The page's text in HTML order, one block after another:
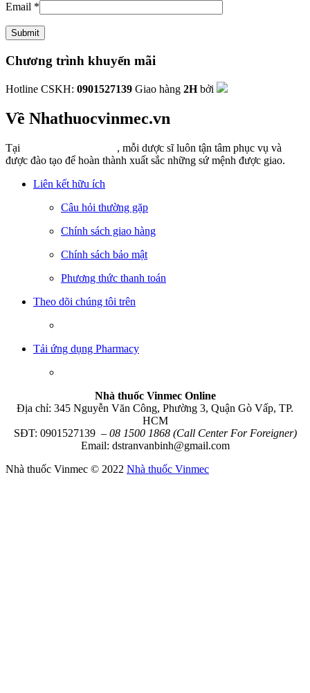
Email *
Chương trình khuyến mãi
Hotline CSKH: 0901527139 Giao hàng 2Hbởi
Về Nhathuocvinmec.vn
Tại
, mỗi dược sĩ luôn tận tâm phục vụ và
được đào tạo để hoàn thành xuất sắc những sứ mệnh được giao.
Liên kết hữu ích
Câu hỏi thường gặp
Chính sách giao hàng
Chính sách bảo mật
Phương thức thanh toán
Theo dõi chúng tôi trên
Tải ứng dụng Pharmacy
Nhà thuốc Vinmec Online
Địa chỉ: 345 Nguyễn Văn Công, Phường 3, Quận Gò Vấp, TP.
HCM
SĐT: 0901527139 – 08 1500 1868 (Call Center For Foreigner)
Email: dstranvanbinh@gmail.com
Nhà thuốc Vinmec © 2022 Nhà thuốc Vinmec